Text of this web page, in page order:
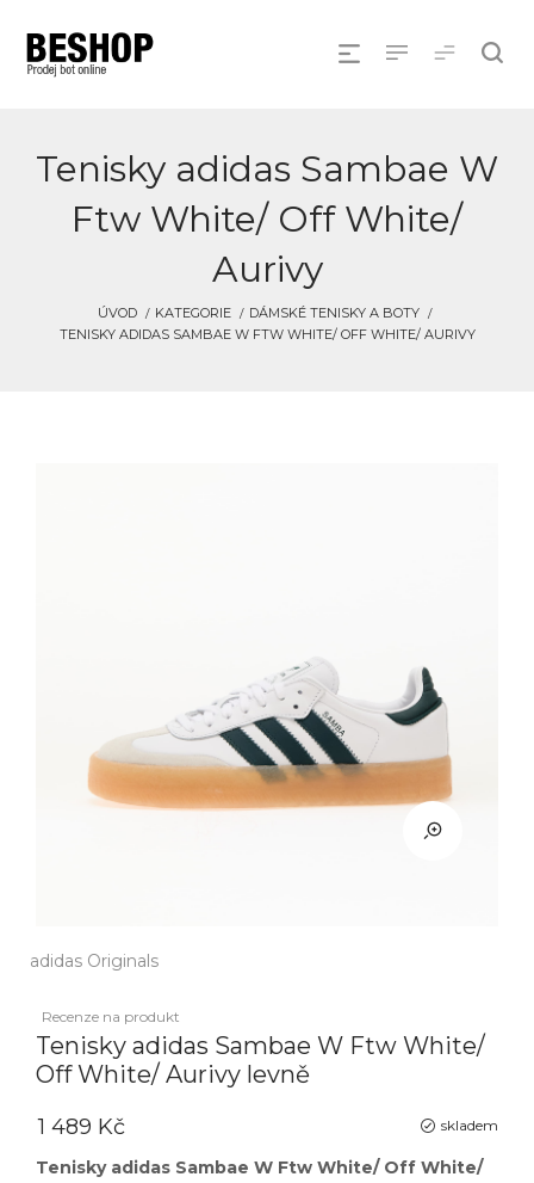
Tenisky adidas Sambae W
Ftw White/ Off White/
Aurivy
ÚVOD KATEGORIE
DÁMSKÉ TENISKY A BOTY
TENISKY ADIDAS SAMBAE W FTW WHITE/ OFF WHITE/ AURIVY
adidas Originals
Recenze na produkt
Tenisky adidas Sambae W Ftw White/
Off White/ Aurivy levně
skladem
1 489 Kč
Tenisky adidas Sambae W Ftw White/ Off White/